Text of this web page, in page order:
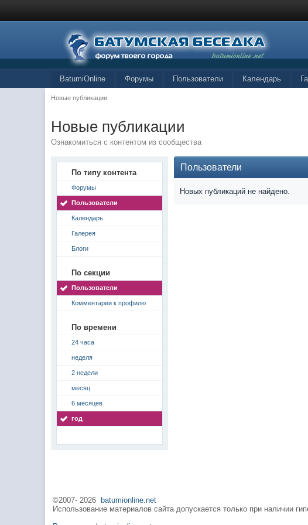
BatumiOnline Форумы Пользователи Календарь
Новые публикации
Новые публикации
Ознакомиться с контентом из сообщества
По типу контента
Форумы
Пользователи
Календарь
Галерея
Блоги
По секции
Пользователи
Комментарии к профилю
По времени
24 часа
неделя
2 недели
месяц
6 месяцев
год
Пользователи
Новых публикаций не найдено.
©2007-2026
batumionline.net
Использование материалов сайта допускается только при наличии